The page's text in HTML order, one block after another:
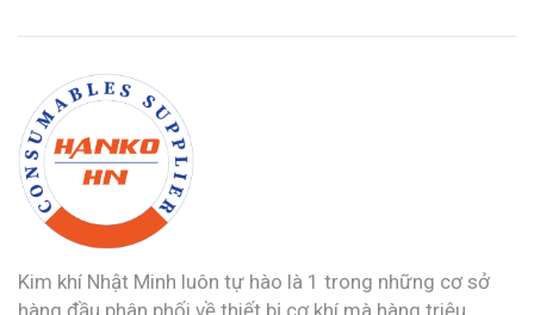
Kim khí Nhật Minh luôn tự hào là 1 trong những cơ sở